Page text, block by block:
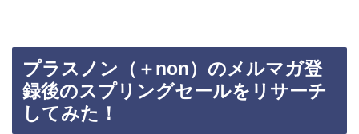
プラスノン（＋non）のメルマガ登
録後のスプリングセールをリサーチ
してみた！